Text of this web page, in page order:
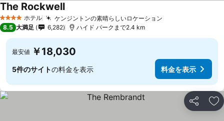
4 ホテルのランク
ホテル ケンジントンの素晴らしいロケーション
The Rockwell
8.5 大満足 6,282 ハイド パークまで2.4 km
最安値 ￥18,030
5件のサイトの料金を表示 料金を表示
シェア お